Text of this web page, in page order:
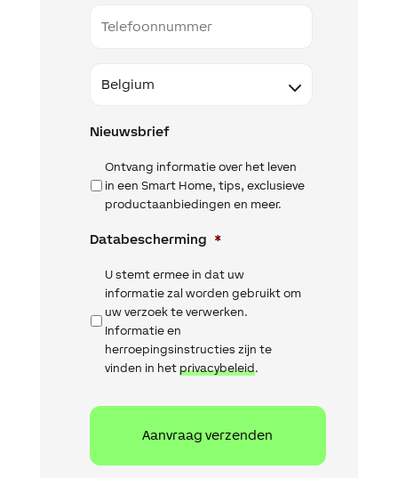
Nieuwsbrief
Ontvang informatie over het leven
in een Smart Home, tips, exclusieve
productaanbiedingen en meer.
Databescherming *
U stemt ermee in dat uw
informatie zal worden gebruikt om
uw verzoek te verwerken.
Informatie en
herroepingsinstructies zijn te
vinden in het privacybeleid.